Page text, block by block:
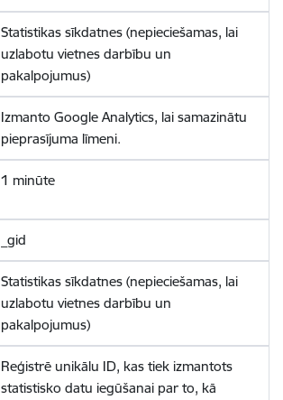
Statistikas sīkdatnes (nepieciešamas, lai
uzlabotu vietnes darbību un
pakalpojumus)
Izmanto Google Analytics, lai samazinātu
pieprasījuma līmeni.
1 minūte
_gid
Statistikas sīkdatnes (nepieciešamas, lai
uzlabotu vietnes darbību un
pakalpojumus)
Reģistrē unikālu ID, kas tiek izmantots
statistisko datu iegūšanai par to, kā